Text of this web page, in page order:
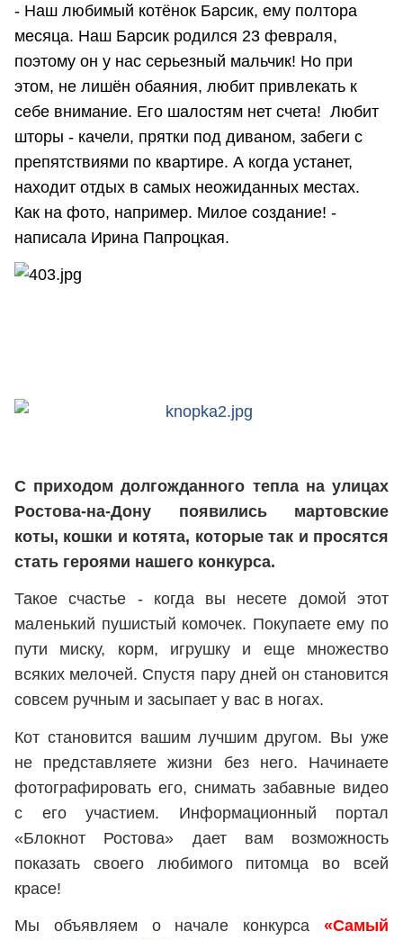
- Наш любимый котёнок Барсик, ему полтора
месяца. Наш Барсик родился 23 февраля,
поэтому он у нас серьезный мальчик! Но при
этом, не лишён обаяния, любит привлекать к
себе внимание. Его шалостям нет счета! Любит
шторы - качели, прятки под диваном, забеги с
препятствиями по квартире. А когда устанет,
находит отдых в самых неожиданных местах.
Как на фото, например. Милое создание! -
написала Ирина Папроцкая.
С приходом долгожданного тепла на улицах
Ростова-на-Дону появились мартовские
коты, кошки и котята, которые так и просятся
стать героями нашего конкурса.
Такое счастье - когда вы несете домой этот
маленький пушистый комочек. Покупаете ему по
пути миску, корм, игрушку и еще множество
всяких мелочей. Спустя пару дней он становится
совсем ручным и засыпает у вас в ногах.
Кот становится вашим лучшим другом. Вы уже
не представляете жизни без него. Начинаете
фотографировать его, снимать забавные видео
с его участием. Информационный портал
«Блокнот Ростова» дает вам возможность
показать своего любимого питомца во всей
красе!
Мы объявляем о начале конкурса «Самый